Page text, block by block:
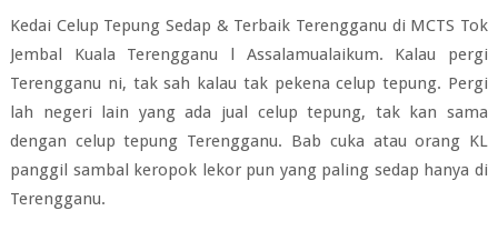
Kedai Celup Tepung Sedap & Terbaik Terengganu di MCTS Tok
Jembal Kuala Terengganu l Assalamualaikum. Kalau pergi
Terengganu ni, tak sah kalau tak pekena celup tepung. Pergi
lah negeri lain yang ada jual celup tepung, tak kan sama
dengan celup tepung Terengganu. Bab cuka atau orang KL
panggil sambal keropok lekor pun yang paling sedap hanya di
Terengganu.